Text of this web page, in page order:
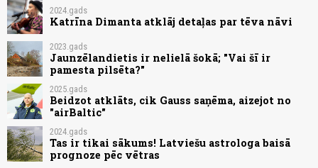
2024.gads
Katrīna Dimanta atklāj detaļas par tēva nāvi
2023.gads
Jaunzēlandietis ir nelielā šokā; "Vai šī ir
pamesta pilsēta?"
2025.gads
Beidzot atklāts, cik Gauss saņēma, aizejot no
"airBaltic"
2024.gads
Tas ir tikai sākums! Latviešu astrologa baisā
prognoze pēc vētras